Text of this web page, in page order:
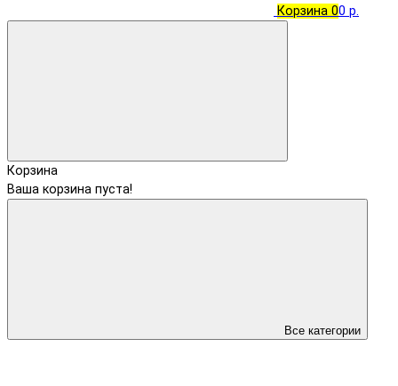
Корзина 00 р.
Корзина
Ваша корзина пуста!
Все категории